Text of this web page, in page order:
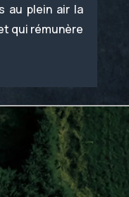
au plein air la
qui rémunère